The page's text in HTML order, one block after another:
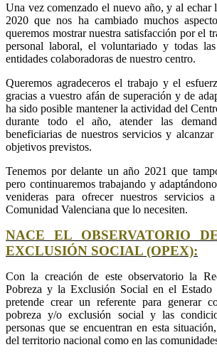
Una vez comenzado el nuevo año, y al echar
2020 que nos ha cambiado muchos
queremos mostrar nuestra satisfacción por el
personal laboral, el voluntariado y todas
entidades colaboradoras de nuestro centro.
Queremos agradeceros el trabajo y el
gracias a vuestro afán de superación y de
ha sido posible mantener la actividad del
durante todo el año, atender las
beneficiarias de nuestros servicios y
objetivos previstos.
Tenemos por delante un año 2021 que
pero continuaremos trabajando y
venideras para ofrecer nuestros servicios
Comunidad Valenciana que lo necesiten.
NACE EL OBSERVATORIO
EXCLUSIÓN SOCIAL (OPEX):
Con la creación de este observatorio la
Pobreza y la Exclusión Social en el Estado
pretende crear un referente para generar
pobreza y/o exclusión social y las
personas que se encuentran en esta
del territorio nacional como en las